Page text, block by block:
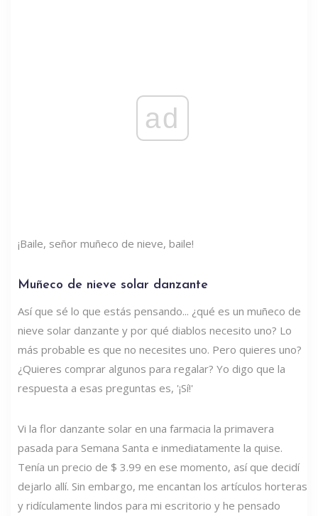
ad
¡Baile, señor muñeco de nieve, baile!
Muñeco de nieve solar danzante
Así que sé lo que estás pensando... ¿qué es un muñeco de
nieve solar danzante y por qué diablos necesito uno? Lo
más probable es que no necesites uno. Pero quieres uno?
¿Quieres comprar algunos para regalar? Yo digo que la
respuesta a esas preguntas es, '¡Sí!'
Vi la flor danzante solar en una farmacia la primavera
pasada para Semana Santa e inmediatamente la quise.
Tenía un precio de $ 3.99 en ese momento, así que decidí
dejarlo allí. Sin embargo, me encantan los artículos horteras
y ridículamente lindos para mi escritorio y he pensado